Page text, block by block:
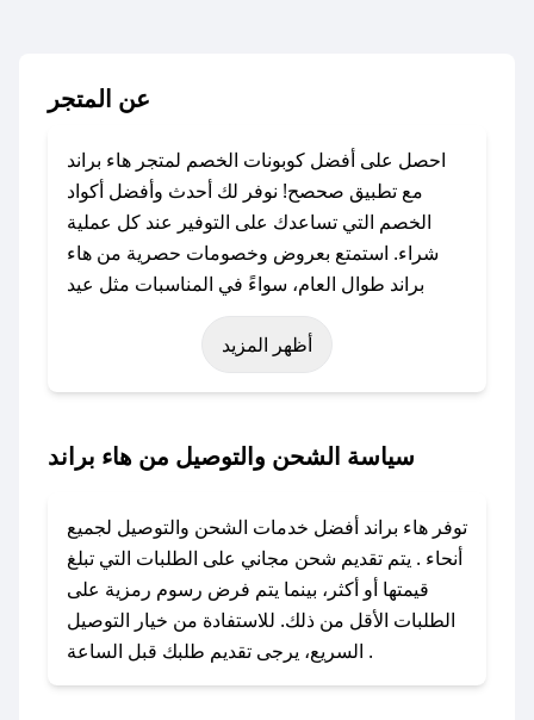
عن المتجر
احصل على أفضل كوبونات الخصم لمتجر هاء براند
مع تطبيق صحصح! نوفر لك أحدث وأفضل أكواد
الخصم التي تساعدك على التوفير عند كل عملية
شراء. استمتع بعروض وخصومات حصرية من هاء
براند طوال العام، سواءً في المناسبات مثل عيد
الفطر، عيد الأضحى، الجمعة البيضاء (شهر نوفمبر)،
رمضان، اليوم الوطني، يوم التأسيس، أو حتى عروض
باستخدام تطبيق صحصح، يمكنك العثور بسهولة على
تواصل معنا عبر تويتر أو البريد الإلكتروني لإضافته
بسرعة.
### كيفية استخدام كود خصم هاء براند؟
1. انسخ كود الخصم من تطبيق صحصح.
2. الصقه في خانة الدفع عند التسوق من هاء براند.
أظهر المزيد
سياسة الشحن والتوصيل من هاء براند
توفر هاء براند أفضل خدمات الشحن والتوصيل لجميع
أنحاء . يتم تقديم شحن مجاني على الطلبات التي تبلغ
قيمتها أو أكثر، بينما يتم فرض رسوم رمزية على
الطلبات الأقل من ذلك. للاستفادة من خيار التوصيل
السريع، يرجى تقديم طلبك قبل الساعة .